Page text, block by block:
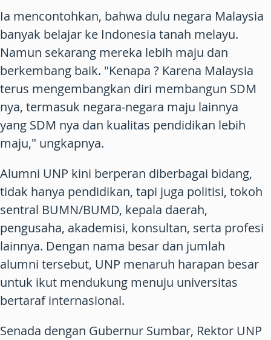
Ia mencontohkan, bahwa dulu negara Malaysia
banyak belajar ke Indonesia tanah melayu.
Namun sekarang mereka lebih maju dan
berkembang baik. "Kenapa ? Karena Malaysia
terus mengembangkan diri membangun SDM
nya, termasuk negara-negara maju lainnya
yang SDM nya dan kualitas pendidikan lebih
maju," ungkapnya.
Alumni UNP kini berperan diberbagai bidang,
tidak hanya pendidikan, tapi juga politisi, tokoh
sentral BUMN/BUMD, kepala daerah,
pengusaha, akademisi, konsultan, serta profesi
lainnya. Dengan nama besar dan jumlah
alumni tersebut, UNP menaruh harapan besar
untuk ikut mendukung menuju universitas
bertaraf internasional.
Senada dengan Gubernur Sumbar, Rektor UNP